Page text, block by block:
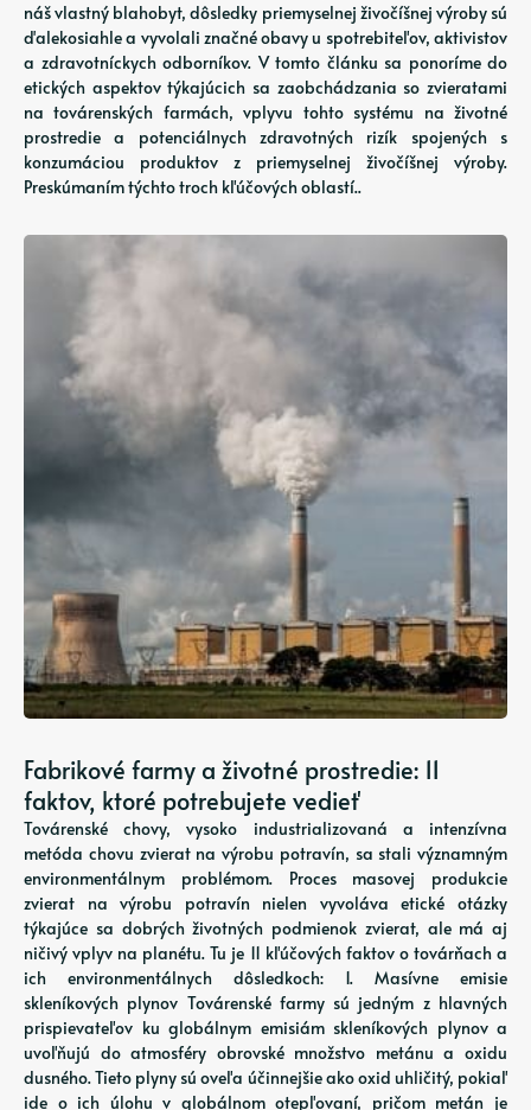
náš vlastný blahobyt, dôsledky priemyselnej živočíšnej výroby sú
ďalekosiahle a vyvolali značné obavy u spotrebiteľov, aktivistov
a zdravotníckych odborníkov. V tomto článku sa ponoríme do
etických aspektov týkajúcich sa zaobchádzania so zvieratami
na továrenských farmách, vplyvu tohto systému na životné
prostredie a potenciálnych zdravotných rizík spojených s
konzumáciou produktov z priemyselnej živočíšnej výroby.
Preskúmaním týchto troch kľúčových oblastí..
Fabrikové farmy a životné prostredie: 11
faktov, ktoré potrebujete vedieť
Továrenské chovy, vysoko industrializovaná a intenzívna
metóda chovu zvierat na výrobu potravín, sa stali významným
environmentálnym problémom. Proces masovej produkcie
zvierat na výrobu potravín nielen vyvoláva etické otázky
týkajúce sa dobrých životných podmienok zvierat, ale má aj
ničivý vplyv na planétu. Tu je 11 kľúčových faktov o továrňach a
ich environmentálnych dôsledkoch: 1. Masívne emisie
skleníkových plynov Továrenské farmy sú jedným z hlavných
prispievateľov ku globálnym emisiám skleníkových plynov a
uvoľňujú do atmosféry obrovské množstvo metánu a oxidu
dusného. Tieto plyny sú oveľa účinnejšie ako oxid uhličitý, pokiaľ
ide o ich úlohu v globálnom otepľovaní, pričom metán je